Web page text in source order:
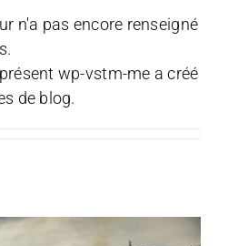
n'a pas encore renseigné
wp-vstm-me a créé
de blog.